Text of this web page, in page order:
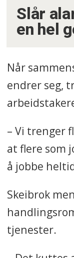
Slår
en hel
Når
endrer seg,
– Vi trenger
at flere som
å jobbe
Skeibrok
tjenester.